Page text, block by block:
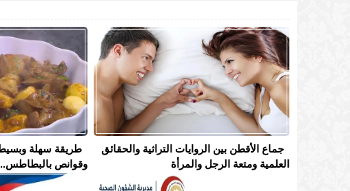
جماع الأقطن بين الروايات التراثية والحقائق
العلمية ومتعة الرجل والمرأة
طريقة سهلة
وقوانص بالبطاطس..